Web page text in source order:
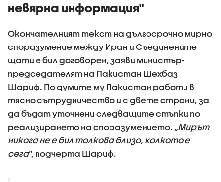
невярна информация"
Окончателният текст на дългосрочно мирно
споразумение между Иран и Съединените
щати е бил договорен, заяви министър-
председателят на Пакистан Шехбаз
Шариф. По думите му Пакистан работи в
тясно сътрудничество и с двете страни, за
да бъдат уточнени следващите стъпки по
реализирането на споразумението. „Мирът
никога не е бил толкова близо, колкото е
сега“, подчерта Шариф.